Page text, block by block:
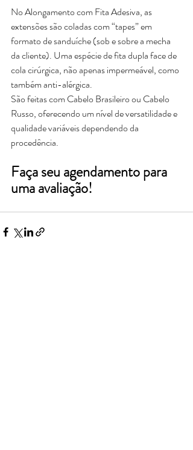
No Alongamento com Fita Adesiva, as
extensões são coladas com “tapes” em
formato de sanduíche (sob e sobre a mecha
da cliente). Uma espécie de fita dupla face de
cola cirúrgica, não apenas impermeável, como
também anti-alérgica.
São feitas com Cabelo Brasileiro ou Cabelo
Russo, oferecendo um nível de versatilidade e
qualidade variáveis dependendo da
procedência.
Faça seu agendamento para
uma avaliação!